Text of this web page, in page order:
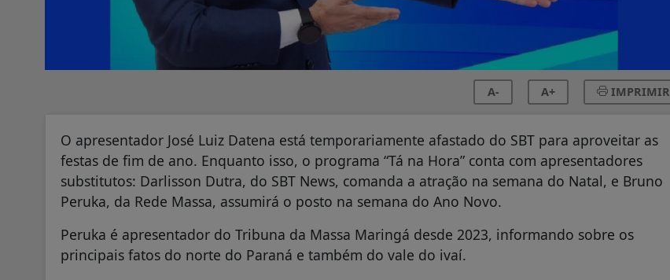
A- A+ IMPRIMIR
O apresentador José Luiz Datena está temporariamente afastado do SBT para aproveitar as
festas de fim de ano. Enquanto isso, o programa “Tá na Hora” conta com apresentadores
substitutos: Darlisson Dutra, do SBT News, comanda a atração na semana do Natal, e Bruno
Peruka, da Rede Massa, assumirá o posto na semana do Ano Novo.
Peruka é apresentador do Tribuna da Massa Maringá desde 2023, informando sobre os
principais fatos do norte do Paraná e também do vale do ivaí.